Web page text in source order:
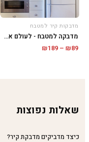
מדבקות קיר למטבח
מדבקה למטבח - לעולם אל תבטח ...
₪89
–
₪189
שאלות נפוצות
כיצד מדביקים מדבקת קיר?